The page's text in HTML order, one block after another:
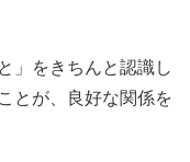
」をきちんと認識し
とが、良好な関係を